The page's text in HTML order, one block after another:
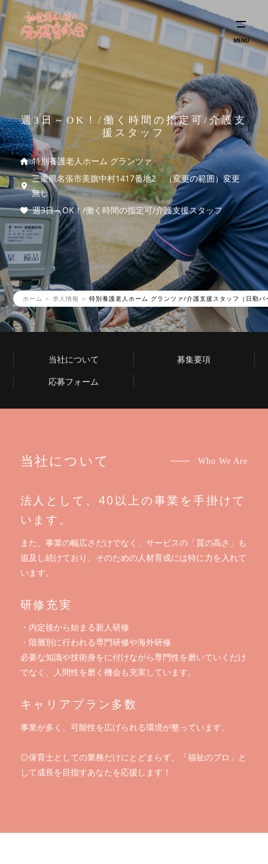
MENU
週3日～OK！/働く時間の指定可/介護支
援スタッフ
特別養護老人ホーム グランツァ
三重県名張市美旗中村1417番地2 （変更の範囲）変更
無し
週3日～OK！/働く時間の指定可/介護支援スタッフ
ホーム 求人情報 特別養護老人ホーム グランツァ/介護支援スタッフ（日勤パ
当社について
募集要項
応募フォーム
当社について Who We Are
法人として、40以上の事業を手掛けて
います。
また、事業の幅広さだけでなく、サービスの「質の高さ」も
追及し続けており、そのための人材育成には特に力を入れて
います。
研修充実
・内定後から始まる新人研修
・階層別に行われる専門研修や海外研修
必要な知識や技術身をに付けながら専門性を磨いていくだけ
でなく、人間性を磨く機会も充実しています。
キャリアプラン多数
事業が多く、可能性を広げられる環境が整っています。
◎保育士としての業務だけにとどまらず、「福祉のプロ」と
して成長を目指すあなたを応援します！